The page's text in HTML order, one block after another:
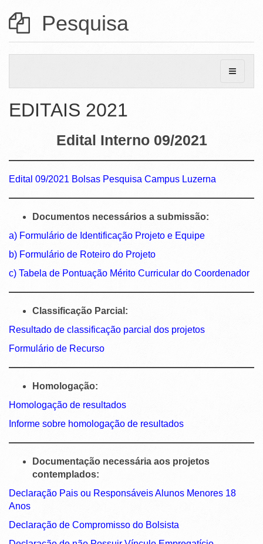
Ministério do Meio Ambiente
Ministério do Turismo
Advocacia-Geral da União
Banco Central do Brasil
Planalto
Pesquisa
EDITAIS 2021
Edital Interno 09/2021
Edital 09/2021 Bolsas Pesquisa Campus Luzerna
Documentos necessários a submissão:
a) Formulário de Identificação Projeto e Equipe
b) Formulário de Roteiro do Projeto
c) Tabela de Pontuação Mérito Curricular do Coordenador
Classificação Parcial:
Resultado de classificação parcial dos projetos
Formulário de Recurso
Homologação:
Homologação de resultados
Informe sobre homologação de resultados
Documentação necessária aos projetos
contemplados:
Declaração Pais ou Responsáveis Alunos Menores 18
Anos
Declaração de Compromisso do Bolsista